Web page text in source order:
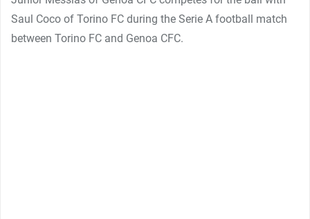
Saul Coco of Torino FC during the Serie A football match
between Torino FC and Genoa CFC.